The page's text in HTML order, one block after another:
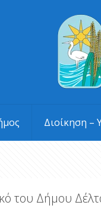
Διοίκηση –
του Δήμου